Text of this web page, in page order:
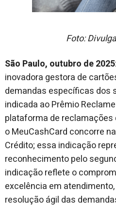
Foto:
São Paulo, outubro de 2025
inovadora gestora de
demandas específicas dos
indicada ao Prêmio
plataforma de reclamações
o MeuCashCard concorre
Crédito; essa indicação
reconhecimento pelo
indicação reflete o
excelência em
resolução ágil das